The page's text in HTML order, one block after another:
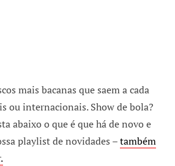
mais bacanas que saem a cada
ou internacionais. Show de bola?
abaixo o que é que há de novo e
playlist de novidades –também